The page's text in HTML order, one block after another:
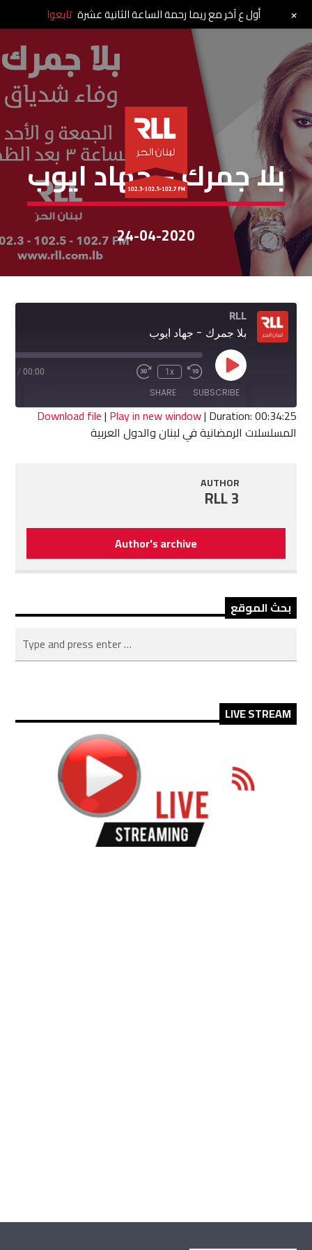
بلا جمرك
بلا جمرك – جهاد ايوب
24-04-2020
RLL
بلا جمرك - جهاد ايوب
Play
Episode
Rewind
10
Seconds
1x
Fast
seconds
00:00
/
SUBSCRIBE
SHARE
SHARE
Download file| Play in new window| Duration: 00:34:25
المسلسلات الرمضانية في لبنان والدول العربية
AUTHOR
RLL 3
Author's archive
بحث الموقع
LIVE STREAM
أول ع آخر مع ريما رحمة الساعة الثانية عشرة تابعوا +